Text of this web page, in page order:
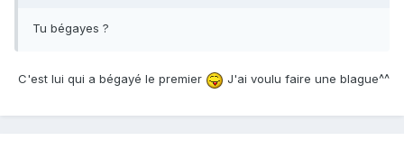
Tu bégayes ?
C'est lui qui a bégayé le premier J'ai voulu faire une blague^^